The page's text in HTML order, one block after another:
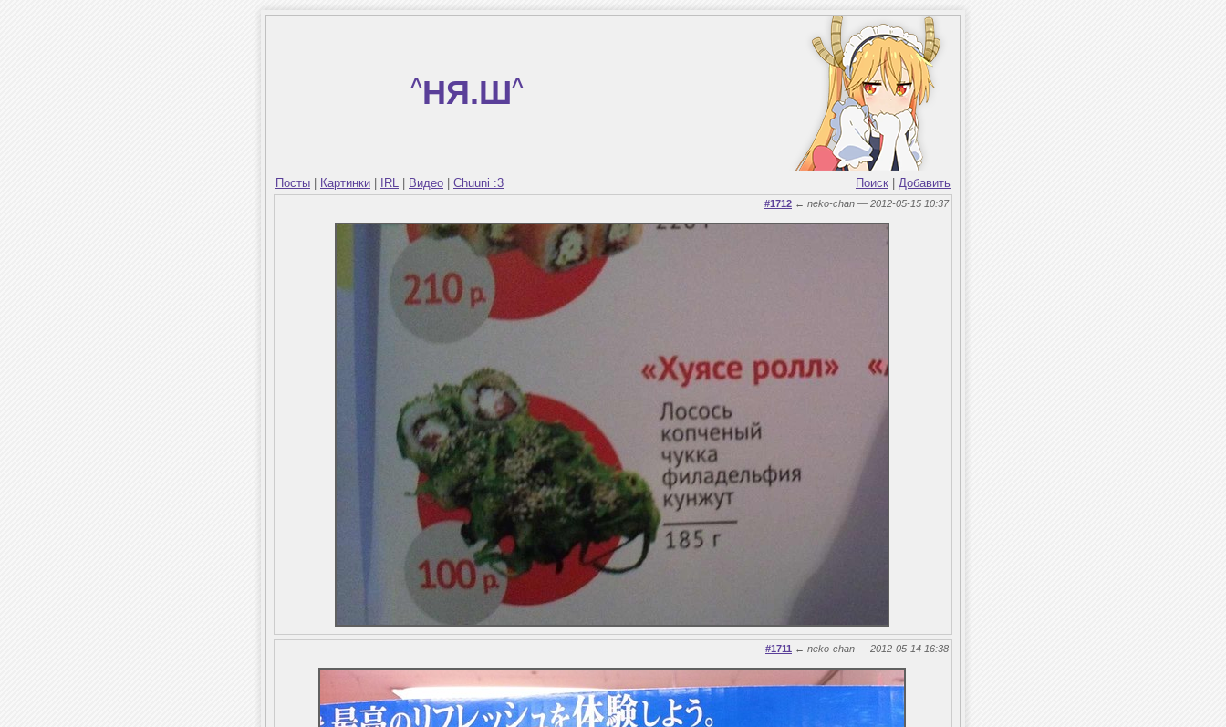
^НЯ.Ш^
Посты Картинки IRL Видео Chuuni :3 Поиск Добавить
#1712 ← neko-chan — 2012-05-15 10:37
#1711 ← neko-chan — 2012-05-14 16:38